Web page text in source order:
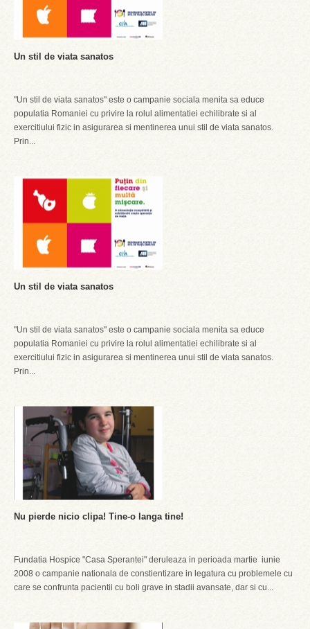
Un stil de viata sanatos
"Un stil de viata sanatos" este o campanie sociala menita sa educe
populatia Romaniei cu privire la rolul alimentatiei echilibrate si al
exercitiului fizic in asigurarea si mentinerea unui stil de viata sanatos.
Prin...
Un stil de viata sanatos
"Un stil de viata sanatos" este o campanie sociala menita sa educe
populatia Romaniei cu privire la rolul alimentatiei echilibrate si al
exercitiului fizic in asigurarea si mentinerea unui stil de viata sanatos.
Prin...
Nu pierde nicio clipa! Tine-o langa tine!
Fundatia Hospice "Casa Sperantei" deruleaza in perioada martie  iunie
2008 o campanie nationala de constientizare in legatura cu problemele cu
care se confrunta pacientii cu boli grave in stadii avansate, dar si cu...